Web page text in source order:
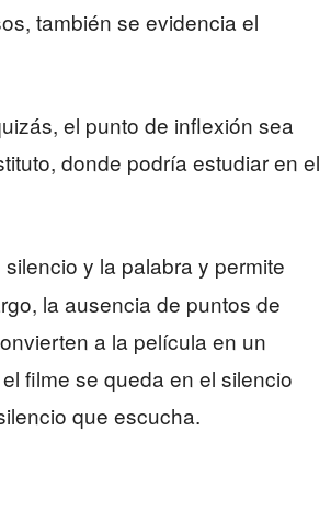
también se evidencia el
el punto de inflexión sea
donde podría estudiar en el
y la palabra y permite
la ausencia de puntos de
a la película en un
filme se queda en el silencio
que escucha.